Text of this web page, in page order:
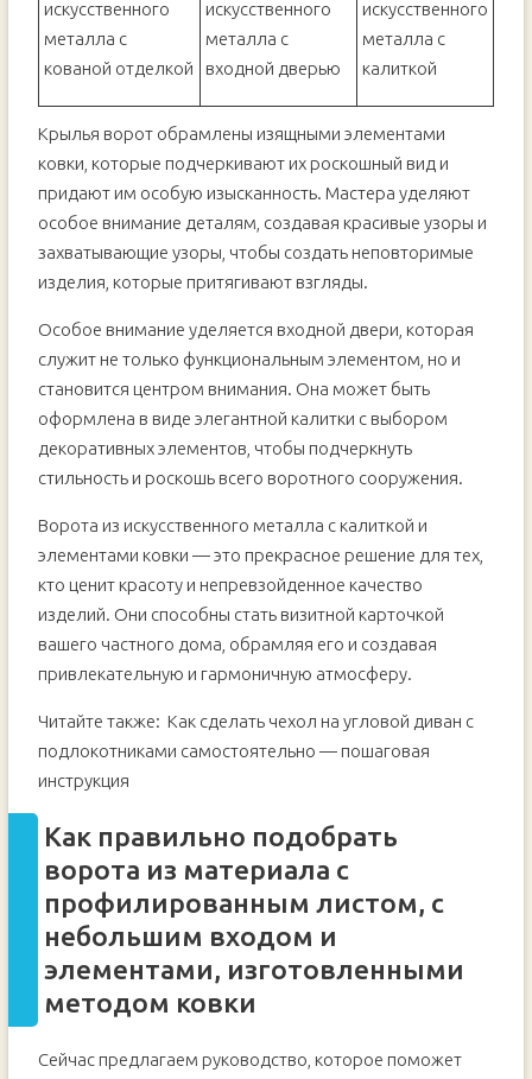
Крылья ворот обрамлены изящными элементами
ковки, которые подчеркивают их роскошный вид и
придают им особую изысканность. Мастера уделяют
особое внимание деталям, создавая красивые узоры и
захватывающие узоры, чтобы создать неповторимые
изделия, которые притягивают взгляды.
Особое внимание уделяется входной двери, которая
служит не только функциональным элементом, но и
становится центром внимания. Она может быть
оформлена в виде элегантной калитки с выбором
декоративных элементов, чтобы подчеркнуть
стильность и роскошь всего воротного сооружения.
Ворота из искусственного металла с калиткой и
элементами ковки — это прекрасное решение для тех,
кто ценит красоту и непревзойденное качество
изделий. Они способны стать визитной карточкой
вашего частного дома, обрамляя его и создавая
привлекательную и гармоничную атмосферу.
Читайте также: Как сделать чехол на угловой диван с
подлокотниками самостоятельно — пошаговая
инструкция
Как правильно подобрать
ворота из материала с
профилированным листом, с
небольшим входом и
элементами, изготовленными
методом ковки
Сейчас предлагаем руководство, которое поможет